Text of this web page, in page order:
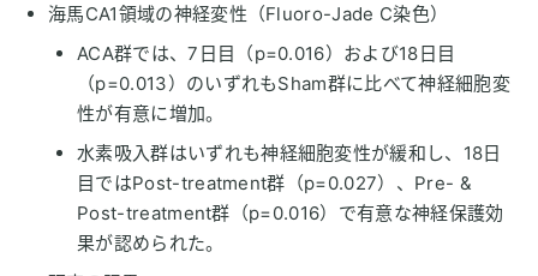
海馬CA1領域の神経変性（Fluoro-Jade C染色）
ACA群では、7日目（p=0.016）および18日目
（p=0.013）のいずれもSham群に比べて神経細胞変
性が有意に増加。
水素吸入群はいずれも神経細胞変性が緩和し、18日
目ではPost-treatment群（p=0.027）、Pre- &
Post-treatment群（p=0.016）で有意な神経保護効
果が認められた。